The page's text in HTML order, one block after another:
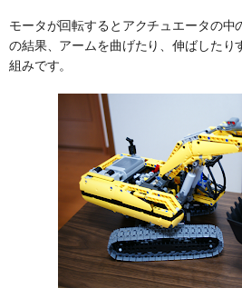
モータが回転するとアクチュエータの中
の結果、アームを曲げたり、伸ばしたり
組みです。